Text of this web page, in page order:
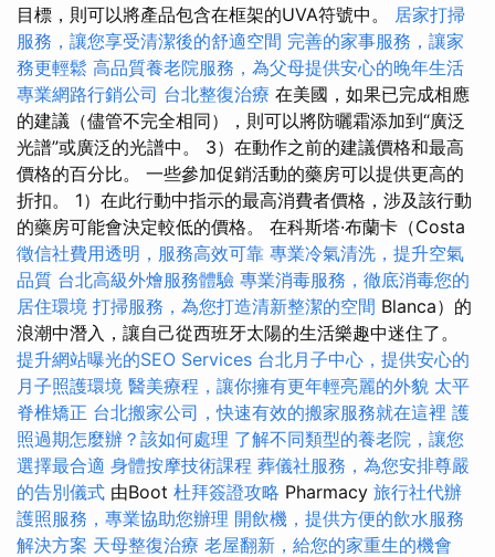
目標，則可以將產品包含在框架的UVA符號中。 居家打掃
服務，讓您享受清潔後的舒適空間 完善的家事服務，讓家
務更輕鬆 高品質養老院服務，為父母提供安心的晚年生活
專業網路行銷公司 台北整復治療 在美國，如果已完成相應
的建議（儘管不完全相同），則可以將防曬霜添加到“廣泛
光譜”或廣泛的光譜中。 3）在動作之前的建議價格和最高
價格的百分比。 一些參加促銷活動的藥房可以提供更高的
折扣。 1）在此行動中指示的最高消費者價格，涉及該行動
的藥房可能會決定較低的價格。 在科斯塔·布蘭卡（Costa
徵信社費用透明，服務高效可靠 專業冷氣清洗，提升空氣
品質 台北高級外燴服務體驗 專業消毒服務，徹底消毒您的
居住環境 打掃服務，為您打造清新整潔的空間 Blanca）的
浪潮中潛入，讓自己從西班牙太陽的生活樂趣中迷住了。
提升網站曝光的SEO Services 台北月子中心，提供安心的
月子照護環境 醫美療程，讓你擁有更年輕亮麗的外貌 太平
脊椎矯正 台北搬家公司，快速有效的搬家服務就在這裡 護
照過期怎麼辦？該如何處理 了解不同類型的養老院，讓您
選擇最合適 身體按摩技術課程 葬儀社服務，為您安排尊嚴
的告別儀式 由Boot 杜拜簽證攻略 Pharmacy 旅行社代辦
護照服務，專業協助您辦理 開飲機，提供方便的飲水服務
解決方案 天母整復治療 老屋翻新，給您的家重生的機會